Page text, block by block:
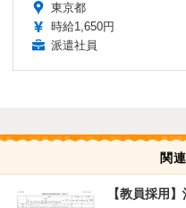
東京都
時給1,650円
派遣社員
関
【教員採用